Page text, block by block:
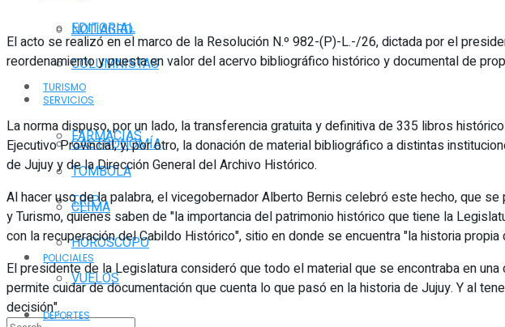
EDITORIAL
COLUMNISTAS
SERVICIOS
FARMACIAS
TOMBOLA
CLIMA
HORÓSCOPO
VUELOS
NOTIAGRO
TURISMO
GASTRONOMÍA
TRIP
POLICIALES
DEPORTES
El acto se realizó en el marco de la Resolución N.º 982-(P)-L.-/26, dictada por el
reordenamiento y puesta en valor del acervo bibliográfico histórico y documental de
La norma dispuso, por un lado, la transferencia gratuita y definitiva de 335 libros
Ejecutivo Provincial; y, por otro, la donación de material bibliográfico a distintas
de Jujuy y de la Dirección General del Archivo Histórico.
Al hacer uso de la palabra, el vicegobernador Alberto Bernis celebró este hecho, que
y Turismo, quienes saben de "la importancia del patrimonio histórico que tiene la
con la recuperación del Cabildo Histórico", sitio en donde se encuentra "la historia propia
El presidente de la Legislatura consideró que todo el material que se encontraba en
permite cuidar de documentación que cuenta lo que pasó en la historia de Jujuy. Y al
decisión".